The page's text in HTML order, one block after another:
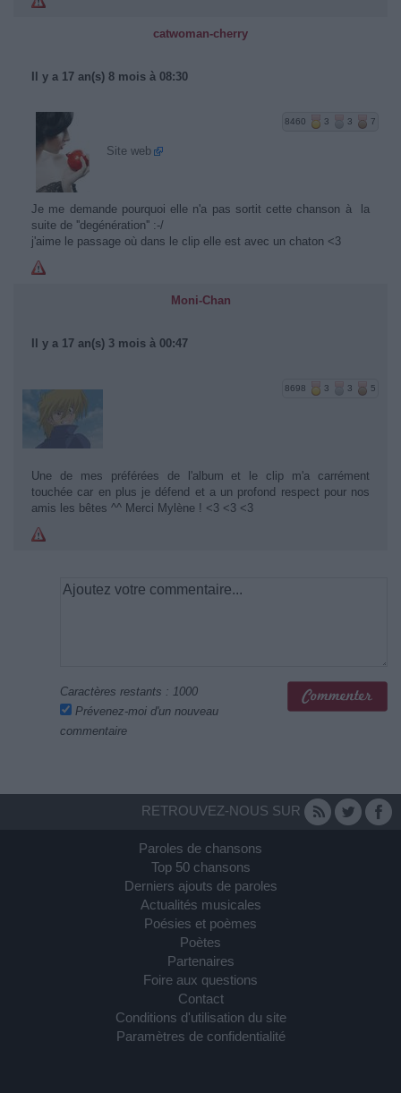
catwoman-cherry
Il y a 17 an(s) 8 mois à 08:30
8460 3 3 7
Site web
Je me demande pourquoi elle n'a pas sortit cette chanson à la
suite de ''degénération'' :-/
j'aime le passage où dans le clip elle est avec un chaton <3
Moni-Chan
Il y a 17 an(s) 3 mois à 00:47
8698 3 3 5
Une de mes préférées de l'album et le clip m'a carrément
touchée car en plus je défend et a un profond respect pour nos
amis les bêtes ^^ Merci Mylène ! <3 <3 <3
Caractères restants : 1000
Prévenez-moi d'un nouveau
commentaire
RETROUVEZ-NOUS SUR
Paroles de chansons
Top 50 chansons
Derniers ajouts de paroles
Actualités musicales
Poésies et poèmes
Poètes
Partenaires
Foire aux questions
Contact
Conditions d'utilisation du site
Paramètres de confidentialité